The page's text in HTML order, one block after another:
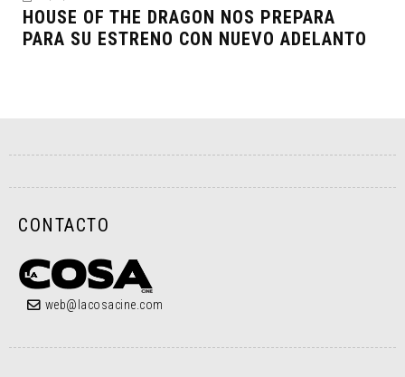
HOUSE OF THE DRAGON NOS PREPARA
PARA SU ESTRENO CON NUEVO ADELANTO
CONTACTO
web@lacosacine.com